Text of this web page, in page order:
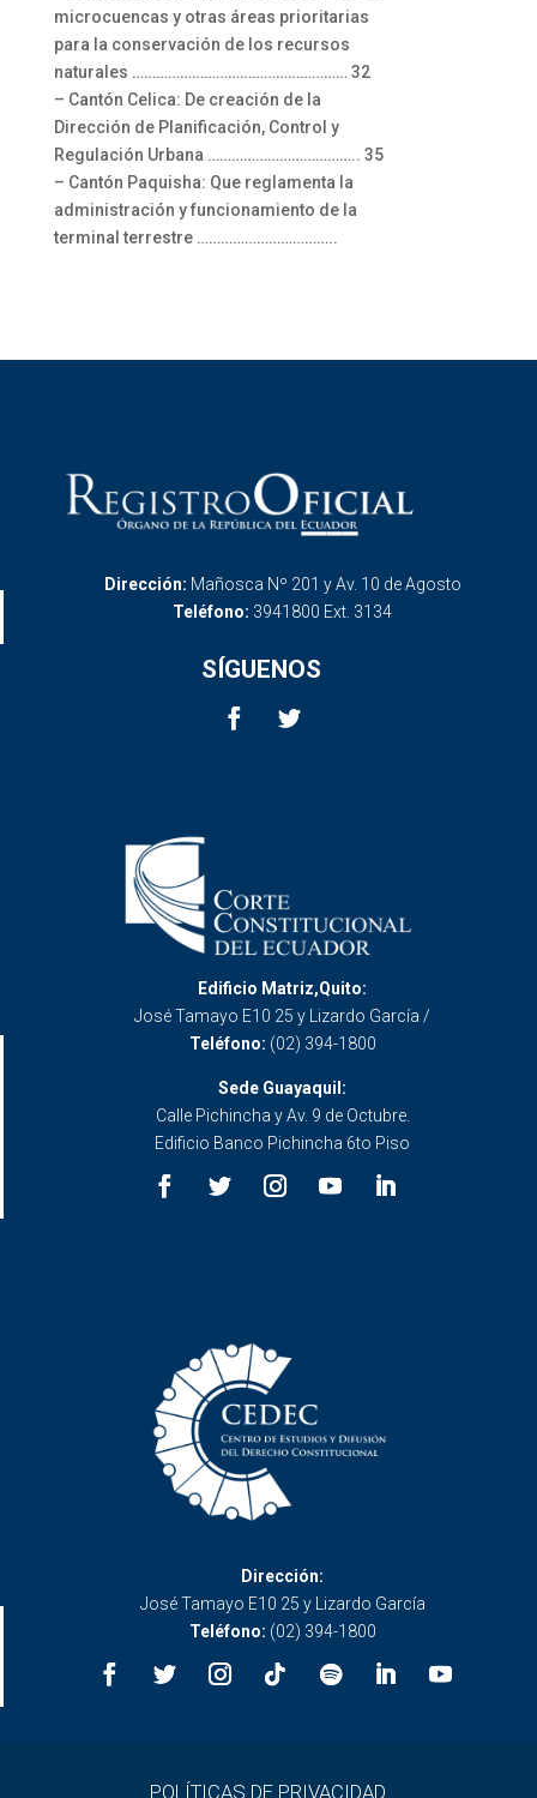
microcuencas y otras áreas prioritarias
para la conservación de los recursos
naturales ……………………………………………… 32
– Cantón Celica: De creación de la
Dirección de Planificación, Control y
Regulación Urbana ……………………………….. 35
– Cantón Paquisha: Que reglamenta la
administración y funcionamiento de la
terminal terrestre ……………………………..
Dirección: Mañosca Nº 201 y Av. 10 de Agosto
Teléfono: 3941800 Ext. 3134
SÍGUENOS
Edificio Matriz,Quito:
José Tamayo E10 25 y Lizardo García /
Teléfono: (02) 394-1800
Sede Guayaquil:
Calle Pichincha y Av. 9 de Octubre.
Edificio Banco Pichincha 6to Piso
Dirección:
José Tamayo E10 25 y Lizardo García
Teléfono: (02) 394-1800
POLÍTICAS DE PRIVACIDAD